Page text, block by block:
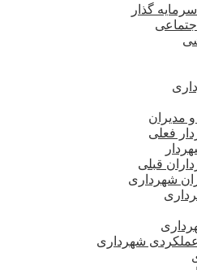
گذار
مدیران
فعلی
قبلی
شهرداری
شهرداری